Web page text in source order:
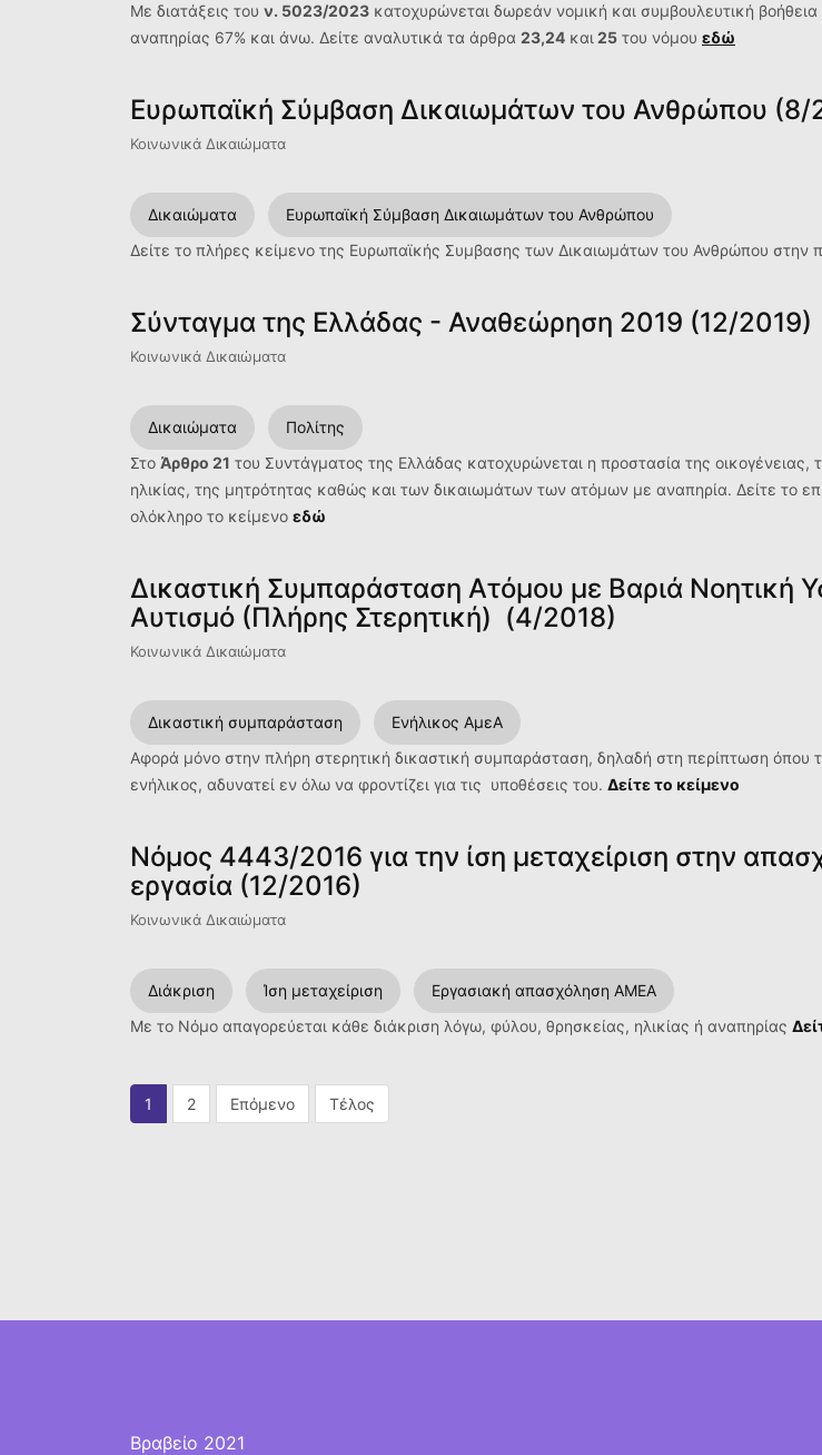
Με διατάξεις του ν. 5023/2023 κατοχυρώνεται δωρεάν νομική και συμβουλευτική
αναπηρίας 67% και άνω. Δείτε αναλυτικά τα άρθρα 23,24 και 25 του νόμου εδώ
Ευρωπαϊκή Σύμβαση Δικαιωμάτων του Ανθρώπου (8/
Κοινωνικά Δικαιώματα
Δικαιώματα
Ευρωπαϊκή Σύμβαση Δικαιωμάτων του Ανθρώπου
Δείτε το πλήρες κείμενο της Ευρωπαϊκής Συμβασης των Δικαιωμάτων του Ανθρώπου στην
Σύνταγμα της Ελλάδας - Αναθεώρηση 2019 (12/2019)
Κοινωνικά Δικαιώματα
Δικαιώματα
Πολίτης
Στο Άρθρο 21 του Συντάγματος της Ελλάδας κατοχυρώνεται η προστασία της οικογένειας,
ηλικίας, της μητρότητας καθώς και των δικαιωμάτων των ατόμων με αναπηρία. Δείτε το
ολόκληρο το κείμενο εδώ
Δικαστική Συμπαράσταση Ατόμου με Βαριά Νοητική
Αυτισμό (Πλήρης Στερητική) (4/2018)
Κοινωνικά Δικαιώματα
Δικαστική συμπαράσταση
Ενήλικος ΑμεΑ
Αφορά μόνο στην πλήρη στερητική δικαστική συμπαράσταση, δηλαδή στη περίπτωση όπου
ενήλικος, αδυνατεί εν όλω να φροντίζει για τις υποθέσεις του. Δείτε το κείμενο
Νόμος 4443/2016 για την ίση μεταχείριση στην
εργασία (12/2016)
Κοινωνικά Δικαιώματα
Διάκριση Ίση μεταχείριση
Εργασιακή απασχόληση ΑΜΕΑ
Με το Νόμο απαγορεύεται κάθε διάκριση λόγω, φύλου, θρησκείας, ηλικίας ή αναπηρίας
1 2 Επόμενο Τέλος
Βραβείο 2021